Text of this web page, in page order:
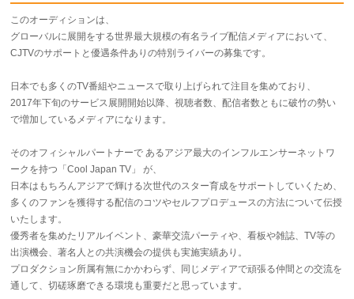
このオーディションは、
グローバルに展開をする世界最大規模の有名ライブ配信メディアにおいて、
CJTVのサポートと優遇条件ありの特別ライバーの募集です。
日本でも多くのTV番組やニュースで取り上げられて注目を集めており、
2017年下旬のサービス展開開始以降、視聴者数、配信者数ともに破竹の勢い
で増加しているメディアになります。
そのオフィシャルパートナーで あるアジア最大のインフルエンサーネットワ
ークを持つ「Cool Japan TV」 が、
日本はもちろんアジアで輝ける次世代のスター育成をサポートしていくため、
多くのファンを獲得する配信のコツやセルフプロデュースの方法について伝授
いたします。
優秀者を集めたリアルイベント、豪華交流パーティや、看板や雑誌、TV等の
出演機会、著名人との共演機会の提供も実施実績あり。
プロダクション所属有無にかかわらず、同じメディアで頑張る仲間との交流を
通して、切磋琢磨できる環境も重要だと思っています。